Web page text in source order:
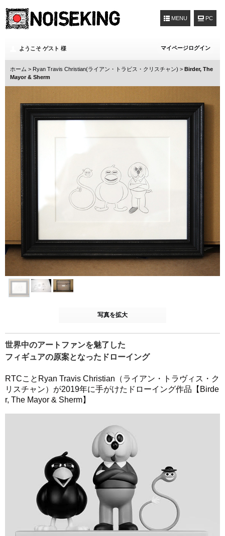
MENU
ようこそ ゲスト 様 マイページログイン
ホーム > Ryan Travis Christian(ライアン・トラビス・クリスチャン) > Birder, The
Mayor & Sherm
写真を拡大
世界中のアートファンを魅了した
フィギュアの原案となったドローイング
RTCことRyan Travis Christian（ライアン・トラヴィス・ク
リスチャン）が2019年に手がけたドローイング作品【Birde
r, The Mayor & Sherm】